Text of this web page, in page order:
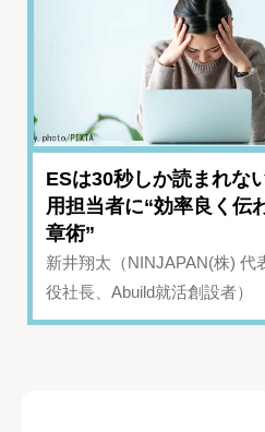
ESは30秒しか読まれな
用担当者に“効率良く伝
章術”
新井翔太（NINJAPAN(株) 代
役社長、Abuild就活創設者）